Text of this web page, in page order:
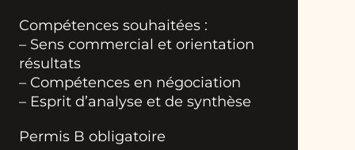
Compétences souhaitées :
– Sens commercial et orientation
résultats
– Compétences en négociation
– Esprit d’analyse et de synthèse
Permis B obligatoire